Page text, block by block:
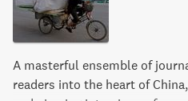
A masterful ensemble of
readers into the heart of